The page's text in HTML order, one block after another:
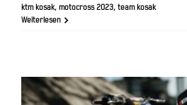
ktm kosak, motocross 2023, team kosak
Weiterlesen